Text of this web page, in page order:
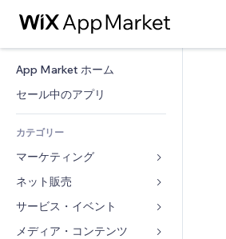
App Market ホーム
セール中のアプリ
カテゴリー
マーケティング
広告
モバイル
アクセス解析
ネット販売
ストア用アプリ
発送・配達
サービス・イベント
ホテル
メディア・コンテンツ